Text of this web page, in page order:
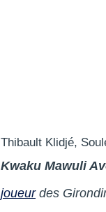
Thibault Klidjé,
Kwaku Mawuli
joueurdes